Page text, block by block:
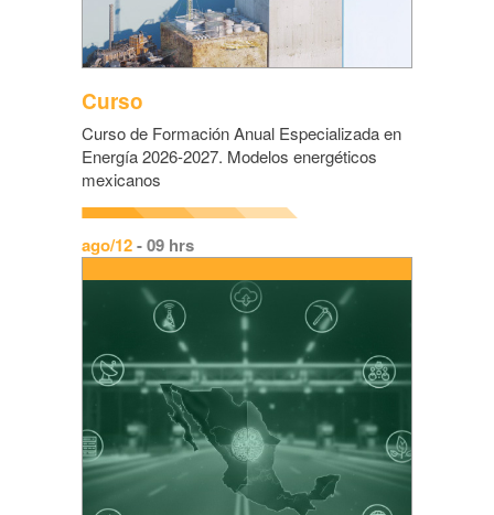
Curso
Curso de Formación Anual Especializada en
Energía 2026-2027. Modelos energéticos
mexicanos
ago/12- 09 hrs